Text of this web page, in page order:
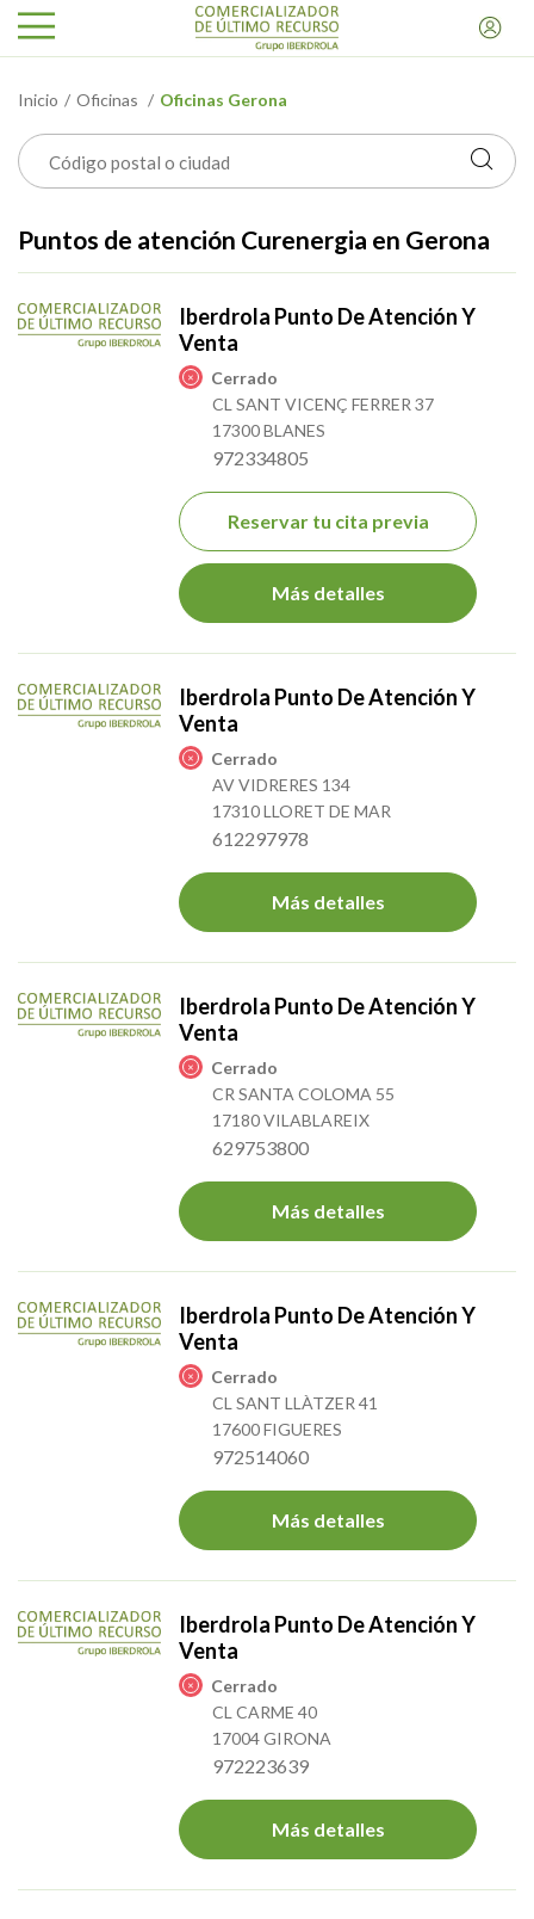
Inicio Oficinas Oficinas Gerona
Puntos de atención Curenergia en Gerona
Iberdrola Punto De Atención Y
Venta
Cerrado
CL SANT VICENÇ FERRER 37
17300 BLANES
972334805
Reservar tu cita previa
Más detalles
Iberdrola Punto De Atención Y
Venta
Cerrado
AV VIDRERES 134
17310 LLORET DE MAR
612297978
Más detalles
Iberdrola Punto De Atención Y
Venta
Cerrado
CR SANTA COLOMA 55
17180 VILABLAREIX
629753800
Más detalles
Iberdrola Punto De Atención Y
Venta
Cerrado
CL SANT LLÀTZER 41
17600 FIGUERES
972514060
Más detalles
Iberdrola Punto De Atención Y
Venta
Cerrado
CL CARME 40
17004 GIRONA
972223639
Más detalles